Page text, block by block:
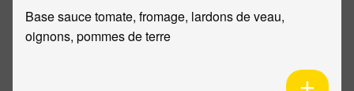
Base sauce tomate, fromage, lardons de veau,
oignons, pommes de terre